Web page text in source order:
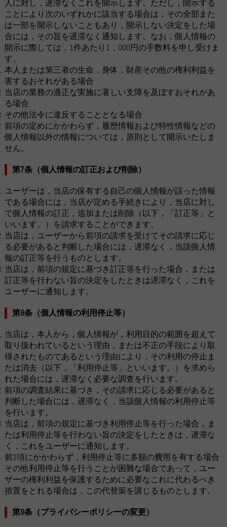
人に対し，遅滞なくこれを開示します。ただし，開示する
ことにより次のいずれかに該当する場合は，その全部また
は一部を開示しないこともあり，開示しない決定をした場
合には，その旨を遅滞なく通知します。なお，個人情報の
開示に際しては，1件あたり1，000円の手数料を申し受けま
す。
本人または第三者の生命，身体，財産その他の権利利益を
害するおそれがある場合
当店の業務の適正な実施に著しい支障を及ぼすおそれがあ
る場合
その他法令に違反することとなる場合
前項の定めにかかわらず，履歴情報および特性情報などの
個人情報以外の情報については，原則として開示いたしま
せん。
第7条（個人情報の訂正および削除）
ユーザーは，当店の保有する自己の個人情報が誤った情報
である場合には，当店が定める手続きにより，当店に対し
て個人情報の訂正，追加または削除（以下，「訂正等」と
いいます。）を請求することができます。
当店は，ユーザーから前項の請求を受けてその請求に応じ
る必要があると判断した場合には，遅滞なく，当該個人情
報の訂正等を行うものとします。
当店は，前項の規定に基づき訂正等を行った場合，または
訂正等を行わない旨の決定をしたときは遅滞なく，これを
ユーザーに通知します。
第8条（個人情報の利用停止等）
当店は，本人から，個人情報が，利用目的の範囲を超えて
取り扱われているという理由，または不正の手段により取
得されたものであるという理由により，その利用の停止ま
たは消去（以下，「利用停止等」といいます。）を求めら
れた場合には，遅滞なく必要な調査を行います。
前項の調査結果に基づき，その請求に応じる必要があると
判断した場合には，遅滞なく，当該個人情報の利用停止等
を行います。
当店は，前項の規定に基づき利用停止等を行った場合，ま
たは利用停止等を行わない旨の決定をしたときは，遅滞な
く，これをユーザーに通知します。
前2項にかかわらず，利用停止等に多額の費用を有する場合
その他利用停止等を行うことが困難な場合であって，ユー
ザーの権利利益を保護するために必要なこれに代わるべき
措置をとれる場合は，この代替策を講じるものとします。
第9条（プライバシーポリシーの変更）